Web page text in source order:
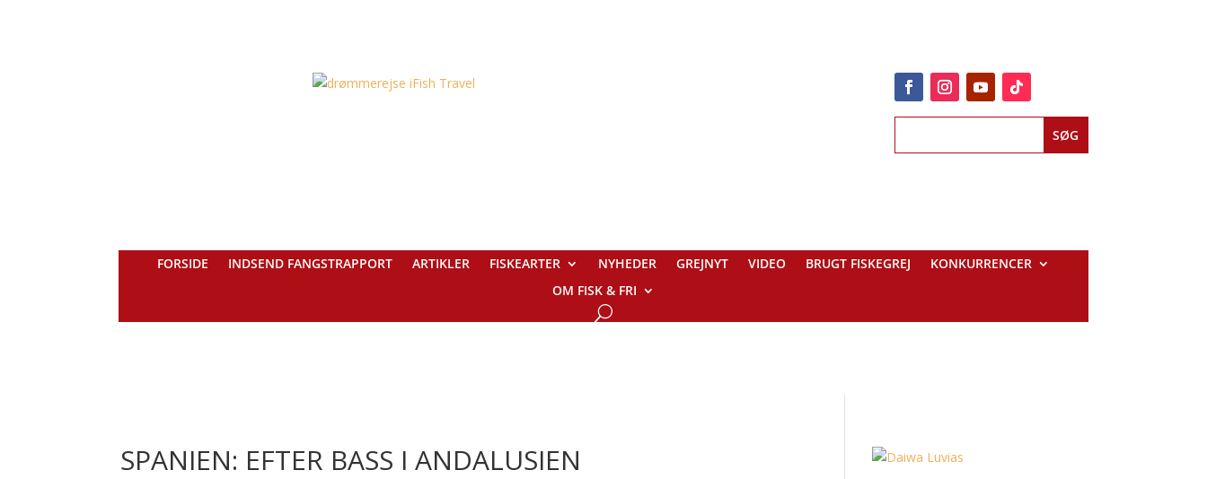
FORSIDE INDSEND FANGSTRAPPORT ARTIKLER FISKEARTER NYHEDER GREJNYT VIDEO BRUGT FISKEGREJ
KONKURRENCER
OM FISK & FRI
SPANIEN: EFTER BASS I ANDALUSIEN